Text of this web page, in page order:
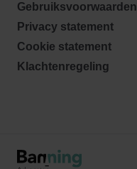
Gebruiksvoorwaarden
Privacy statement
Cookie statement
Klachtenregeling